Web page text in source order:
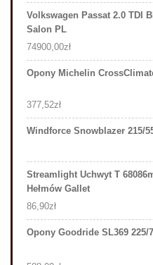
Volkswagen Passat 2.0 TDI
Salon PL
74900,00zł
Opony Michelin
377,52zł
Windforce Snowblazer 215/
Streamlight Uchwyt T
Hełmów Gallet
86,90zł
Opony Goodride SL369 225/